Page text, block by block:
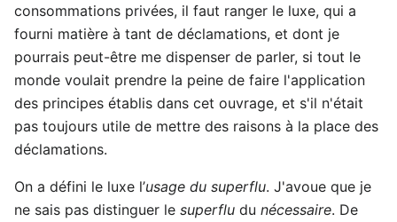
consommations privées, il faut ranger le luxe, qui a
fourni matière à tant de déclamations, et dont je
pourrais peut-être me dispenser de parler, si tout le
monde voulait prendre la peine de faire l'application
des principes établis dans cet ouvrage, et s'il n'était
pas toujours utile de mettre des raisons à la place des
déclamations.
On a défini le luxe l’usage du superflu. J'avoue que je
ne sais pas distinguer le superflu du nécessaire. De